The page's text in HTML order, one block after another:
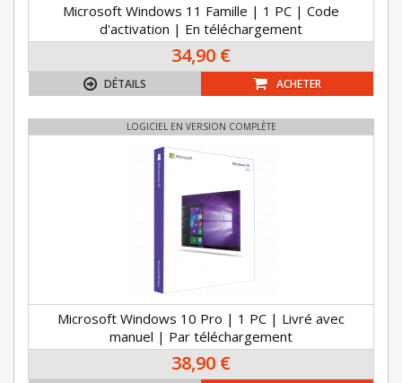
Microsoft Windows 11 Famille | 1 PC | Code
d'activation | En téléchargement
34,90 €
DÉTAILS ACHETER
LOGICIEL EN VERSION COMPLÈTE
Microsoft Windows 10 Pro | 1 PC | Livré avec
manuel | Par téléchargement
38,90 €